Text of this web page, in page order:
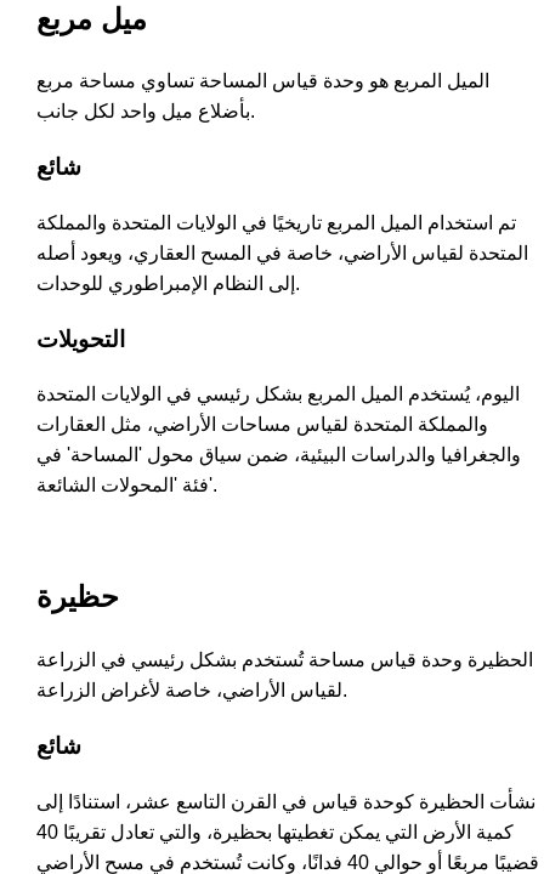
ميل مربع
الميل المربع هو وحدة قياس المساحة تساوي مساحة مربع
بأضلاع ميل واحد لكل جانب.
شائع
تم استخدام الميل المربع تاريخيًا في الولايات المتحدة والمملكة
المتحدة لقياس الأراضي، خاصة في المسح العقاري، ويعود أصله
إلى النظام الإمبراطوري للوحدات.
التحويلات
اليوم، يُستخدم الميل المربع بشكل رئيسي في الولايات المتحدة
والمملكة المتحدة لقياس مساحات الأراضي، مثل العقارات
والجغرافيا والدراسات البيئية، ضمن سياق محول 'المساحة' في
فئة 'المحولات الشائعة'.
حظيرة
الحظيرة وحدة قياس مساحة تُستخدم بشكل رئيسي في الزراعة
لقياس الأراضي، خاصة لأغراض الزراعة.
شائع
نشأت الحظيرة كوحدة قياس في القرن التاسع عشر، استنادًا إلى
كمية الأرض التي يمكن تغطيتها بحظيرة، والتي تعادل تقريبًا 40
قضيبًا مربعًا أو حوالي 40 فدانًا، وكانت تُستخدم في مسح الأراضي